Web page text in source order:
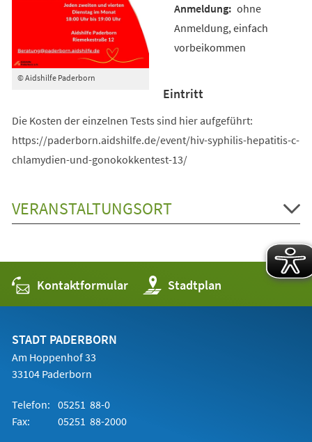
© Aidshilfe Paderborn
ohne
Anmeldung, einfach
vorbeikommen
Eintritt
Die Kosten der einzelnen Tests sind hier aufgeführt:
https://paderborn.aidshilfe.de/event/hiv-syphilis-hepatitis-c-
chlamydien-und-gonokokkentest-13/
VERANSTALTUNGSORT
Kontaktformular Stadtplan
(Öffnet
in
einem
STADT PADERBORN
Am Hoppenhof 33
33104 Paderborn
Telefon: 05251 88-0
Fax:
05251 88-2000